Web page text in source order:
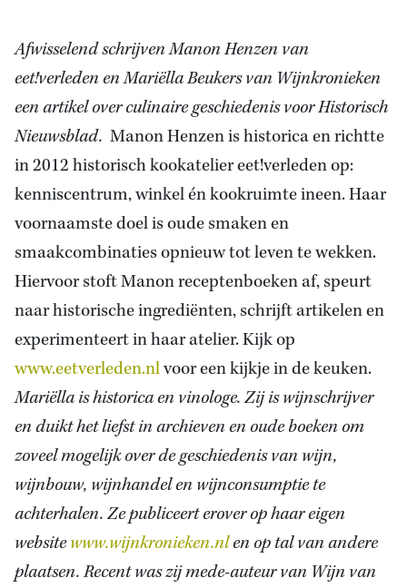
Afwisselend schrijven Manon Henzen van
eet!verleden en Mariëlla Beukers van Wijnkronieken
een artikel over culinaire geschiedenis voor Historisch
Nieuwsblad. Manon Henzen is historica en richtte
in 2012 historisch kookatelier eet!verleden op:
kenniscentrum, winkel én kookruimte ineen. Haar
voornaamste doel is oude smaken en
smaakcombinaties opnieuw tot leven te wekken.
Hiervoor stoft Manon receptenboeken af, speurt
naar historische ingrediënten, schrijft artikelen en
experimenteert in haar atelier. Kijk op
www.eetverleden.nlvoor een kijkje in de keuken.
Mariëlla is historica en vinologe. Zij is wijnschrijver
en duikt het liefst in archieven en oude boeken om
zoveel mogelijk over de geschiedenis van wijn,
wijnbouw, wijnhandel en wijnconsumptie te
achterhalen. Ze publiceert erover op haar eigen
websitewww.wijnkronieken.nlen op tal van andere
plaatsen. Recent was zij mede-auteur van Wijn van